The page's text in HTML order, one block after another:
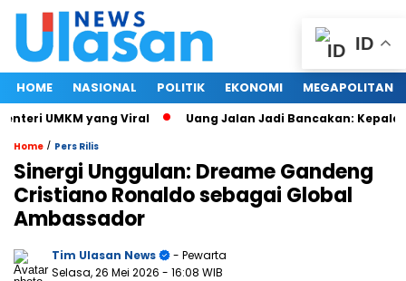
HOME NASIONAL POLITIK EKONOMI MEGAPOLITAN
UMKM yang Viral Uang Jalan Jadi Bancakan: Kepala
Home / Pers Rilis
Sinergi Unggulan: Dreame Gandeng
Cristiano Ronaldo sebagai Global
Ambassador
Tim Ulasan News
- Pewarta
Selasa, 26 Mei 2026 - 16:08 WIB
ID